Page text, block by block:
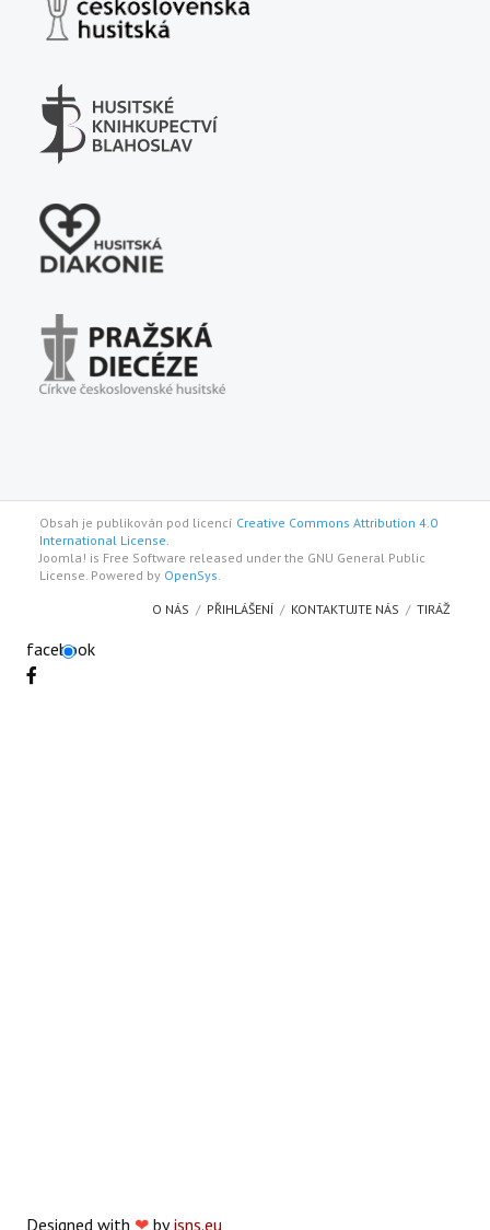
Obsah je publikován pod licencí Creative Commons Attribution 4.0
International License.
Joomla! is Free Software released under the GNU General Public
License. Powered by OpenSys
O NÁS PŘIHLÁŠENÍ KONTAKTUJTE NÁS TIRÁŽ
facebook
Designed with ❤ byjsns.eu